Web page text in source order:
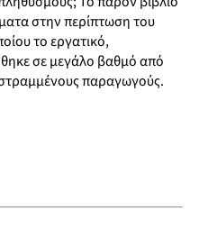
στην περίπτωση του
το εργατικό,
σε μεγάλο βαθμό από
παραγωγούς.
Λαύριο
στο εργοστάσιο